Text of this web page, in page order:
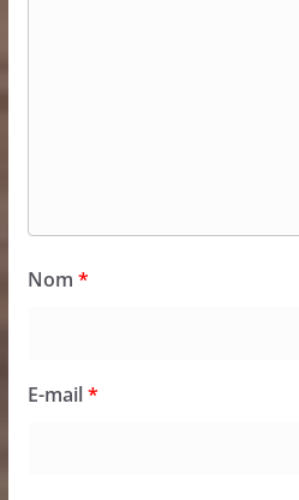
Nom *
E-mail*